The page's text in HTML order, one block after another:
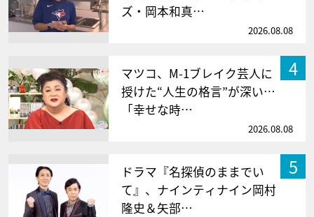
ズ・岡本和真…
2026.08.08
4
マツコ、M-1ブレイク芸人に
授けた“人生の格言”が深い…
「幸せな時…
2026.08.08
5
ドラマ『名探偵のままでい
て』、ナインティナイン岡村
隆史＆矢部…